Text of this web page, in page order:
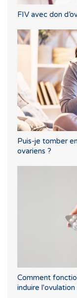
FIV avec don
Puis-je tomber
ovariens ?
Comment
induire l'ovulation